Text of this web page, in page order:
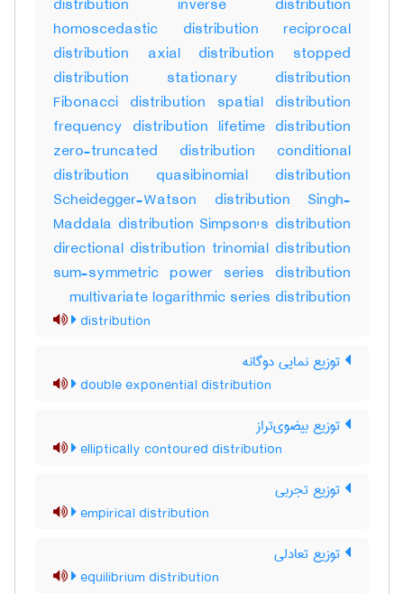
distribution inverse distribution
homoscedastic distribution reciprocal
distribution axial distribution stopped
distribution stationary distribution
Fibonacci distribution spatial distribution
frequency distribution lifetime distribution
zero-truncated distribution conditional
distribution quasibinomial distribution
Scheidegger-Watson distribution Singh-
Maddala distribution Simpson's distribution
directional distribution trinomial distribution
sum-symmetric power series distribution
multivariate logarithmic series distribution
distribution
توزیع نمایی دوگانه
double exponential distribution
توزیع بیضوی‌تراز
elliptically contoured distribution
توزیع تجربی
empirical distribution
توزیع تعادلی
equilibrium distribution